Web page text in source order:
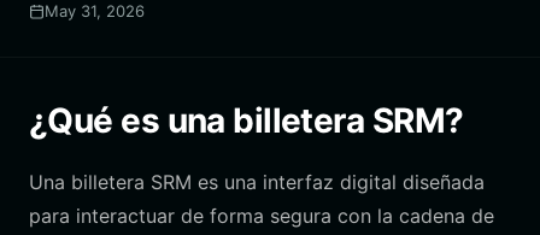
May 31, 2026
¿Qué es una billetera SRM?
Una billetera SRM es una interfaz digital diseñada
para interactuar de forma segura con la cadena de